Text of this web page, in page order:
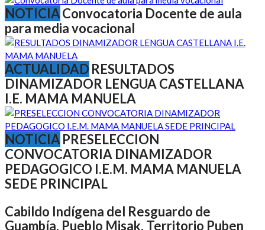
NOTICIAConvocatoria Docente de aula
para media vocacional
ACTUALIDAD RESULTADOS
DINAMIZADOR LENGUA CASTELLANA
I.E. MAMA MANUELA
NOTICIAPRESELECCION
CONVOCATORIA DINAMIZADOR
PEDAGOGICO I.E.M. MAMA MANUELA
SEDE PRINCIPAL
Cabildo Indígena del Resguardo de
Guambía, Pueblo Misak, Territorio Puben